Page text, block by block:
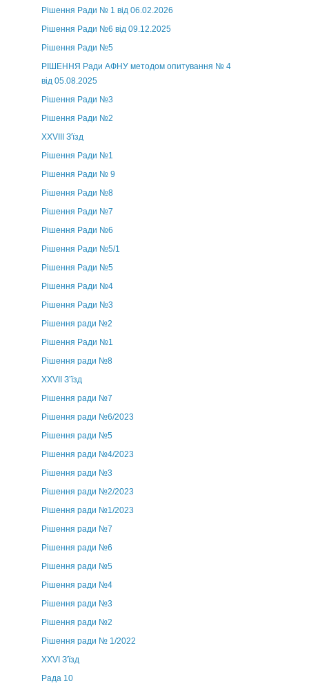
Рішення Ради № 1 від 06.02.2026
Рішення Ради №6 від 09.12.2025
Рішення Ради №5
РІШЕННЯ Ради АФНУ методом опитування № 4
від 05.08.2025
Рішення Ради №3
Рішення Ради №2
XXVIII З'їзд
Рішення Ради №1
Рішення Ради № 9
Рішення Ради №8
Рішення Ради №7
Рішення Ради №6
Рішення Ради №5/1
Рішення Ради №5
Рішення Ради №4
Рішення Ради №3
Рішення ради №2
Рішення Ради №1
Рішення ради №8
ХХVII З’їзд
Рішення ради №7
Рішення ради №6/2023
Рішення ради №5
Рішення ради №4/2023
Рішення ради №3
Рішення ради №2/2023
Рішення ради №1/2023
Рішення ради №7
Рішення ради №6
Рішення ради №5
Рішення ради №4
Рішення ради №3
Рішення ради №2
Рішення ради № 1/2022
XXVI З'їзд
Рада 10